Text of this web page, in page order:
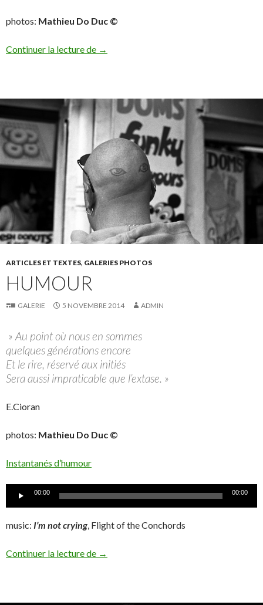
photos: Mathieu Do Duc ©
Continuer la lecture de Et le soleil nous laisse à des jours plus
→
ARTICLES ET TEXTES, GALERIES PHOTOS
HUMOUR
GALERIE 5 NOVEMBRE 2014 ADMIN
» Au point où nous en sommes
quelques générations encore
Et le rire, réservé aux initiés
Sera aussi impraticable que l’extase. »
E.Cioran
photos: Mathieu Do Duc ©
Instantanés d’humour
Lecteur00:00 00:00
music: I’m not crying, Flight of the Conchords
Continuer la lecture de Humour
→